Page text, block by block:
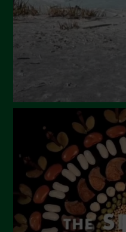
Aprile 2024
Marzo 2024
Febbraio 2024
Ottobre 2023
Settembre 2023
Agosto 2023
Luglio 2023
Giugno 2023